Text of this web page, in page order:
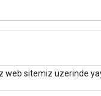
web sitemiz üzerinde